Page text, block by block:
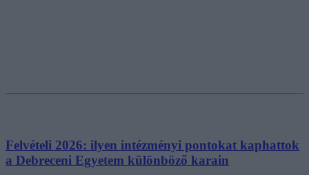
Felvételi 2026: ilyen intézményi pontokat kaphattok
a Debreceni Egyetem különböző karain